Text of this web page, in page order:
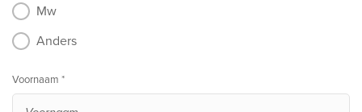
Mw
Anders
Voornaam *